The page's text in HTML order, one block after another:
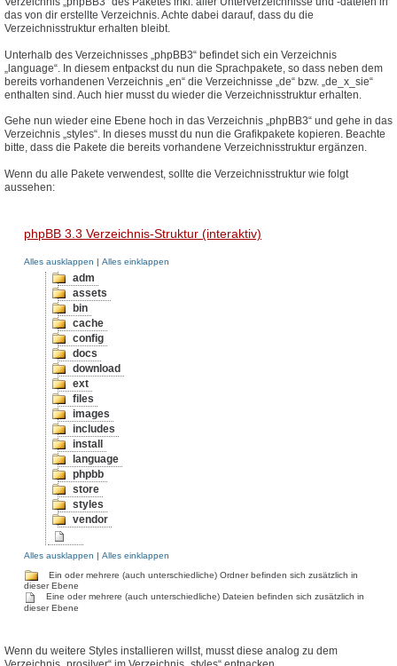
das von dir erstellte Verzeichnis. Achte dabei darauf, dass du die
Verzeichnisstruktur erhalten bleibt.
Unterhalb des Verzeichnisses „phpBB3“ befindet sich ein Verzeichnis
„language“. In diesem entpackst du nun die Sprachpakete, so dass neben dem
bereits vorhandenen Verzeichnis „en“ die Verzeichnisse „de“ bzw. „de_x_sie“
enthalten sind. Auch hier musst du wieder die Verzeichnisstruktur erhalten.
Gehe nun wieder eine Ebene hoch in das Verzeichnis „phpBB3“ und gehe in das
Verzeichnis „styles“. In dieses musst du nun die Grafikpakete kopieren. Beachte
bitte, dass die Pakete die bereits vorhandene Verzeichnisstruktur ergänzen.
Wenn du alle Pakete verwendest, sollte die Verzeichnisstruktur wie folgt
aussehen:
phpBB 3.3 Verzeichnis-Struktur (interaktiv)
Alles ausklappen | Alles einklappen
adm
assets
bin
cache
config
docs
download
ext
files
images
includes
install
language
phpbb
store
styles
vendor
Alles ausklappen | Alles einklappen
Ein oder mehrere (auch unterschiedliche) Ordner befinden sich zusätzlich in
dieser Ebene
Eine oder mehrere (auch unterschiedliche) Dateien befinden sich zusätzlich in
dieser Ebene
Wenn du weitere Styles installieren willst, musst diese analog zu dem